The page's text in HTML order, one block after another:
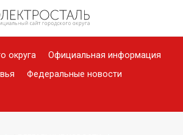
округа
Официальная информация
Федеральные новости